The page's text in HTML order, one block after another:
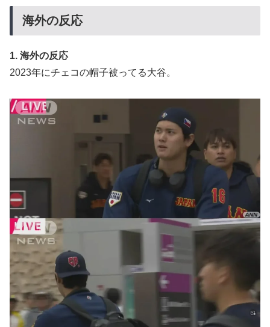
海外の反応
1. 海外の反応
2023年にチェコの帽子被ってる大谷。